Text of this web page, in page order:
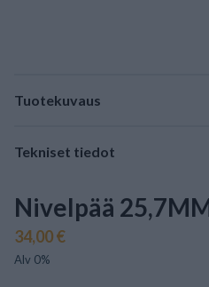
Tuotekuvaus
Tekniset tiedot
Nivelpää
34,00 €
Alv 0%